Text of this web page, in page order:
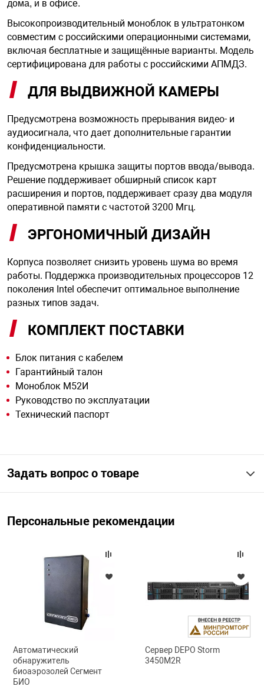
безопасность
оборудование
Высокопроизводительный моноблок в ультратонком
совместим с российскими операционными системами,
включая бесплатные и защищённые варианты. Модель
сертифицирована для работы с российскими АПМДЗ.
ДЛЯ ВЫДВИЖНОЙ КАМЕРЫ
Предусмотрена возможность прерывания видео- и
аудиосигнала, что дает дополнительные гарантии
конфиденциальности.
Предусмотрена крышка защиты портов ввода/вывода.
Решение поддерживает обширный список карт
расширения и портов, поддерживает сразу два модуля
оперативной памяти с частотой 3200 Мгц.
ЭРГОНОМИЧНЫЙ ДИЗАЙН
Корпуса позволяет снизить уровень шума во время
работы. Поддержка производительных процессоров 12
поколения Intel обеспечит оптимальное выполнение
разных типов задач.
КОМПЛЕКТ ПОСТАВКИ
Блок питания с кабелем
Гарантийный талон
Моноблок М52И
Руководство по эксплуатации
Технический паспорт
Задать вопрос о товаре
Персональные рекомендации
Автоматический
обнаружитель
биоаэрозолей Сегмент
БИО
Сервер DEPO Storm
3450M2R